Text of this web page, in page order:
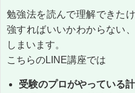
勉強法を読んで理解できた
強すればいいかわからない
しまいます。
こちらのLINE講座では
受験のプロがやっている